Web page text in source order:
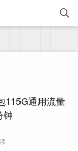
115G通用流量
钟